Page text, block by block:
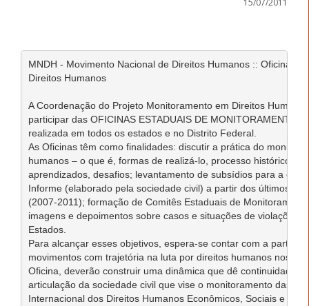
MNDH - Movimento Nacional de Direitos Humanos :: Oficinas
Direitos Humanos
A Coordenação do Projeto Monitoramento em Direitos
participar das OFICINAS ESTADUAIS DE MONITORAMENTO
realizada em todos os estados e no Distrito Federal.
As Oficinas têm como finalidades: discutir a prática do
humanos – o que é, formas de realizá-lo, processo histórico de
aprendizados, desafios; levantamento de subsídios para a
Informe (elaborado pela sociedade civil) a partir dos últimos
(2007-2011); formação de Comitês Estaduais de
imagens e depoimentos sobre casos e situações de violações
Estados.
Para alcançar esses objetivos, espera-se contar com a
movimentos com trajetória na luta por direitos humanos nos
Oficina, deverão construir uma dinâmica que dê continuidade
articulação da sociedade civil que vise o monitoramento das
Internacional dos Direitos Humanos Econômicos, Sociais e